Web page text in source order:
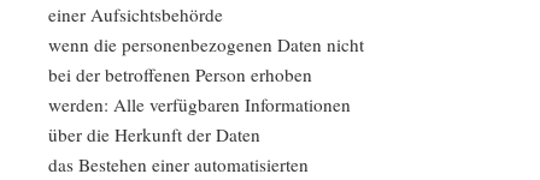
einer Aufsichtsbehörde
wenn die personenbezogenen Daten nicht
bei der betroffenen Person erhoben
werden: Alle verfügbaren Informationen
über die Herkunft der Daten
das Bestehen einer automatisierten